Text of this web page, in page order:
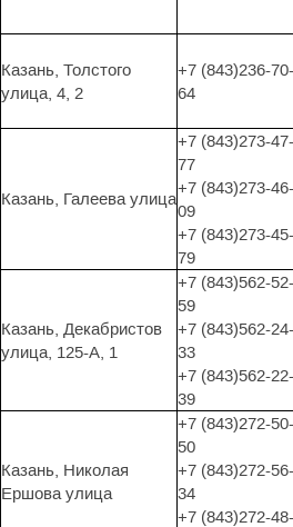
Казань, Толстого
улица, 4, 2
+7 (843)236-70-
64
Казань, Галеева улица
+7 (843)273-47-
77
+7 (843)273-46-
09
+7 (843)273-45-
79
Казань, Декабристов
улица, 125-А, 1
+7 (843)562-52-
59
+7 (843)562-24-
33
+7 (843)562-22-
39
Казань, Николая
Ершова улица
+7 (843)272-50-
50
+7 (843)272-56-
34
+7 (843)272-48-